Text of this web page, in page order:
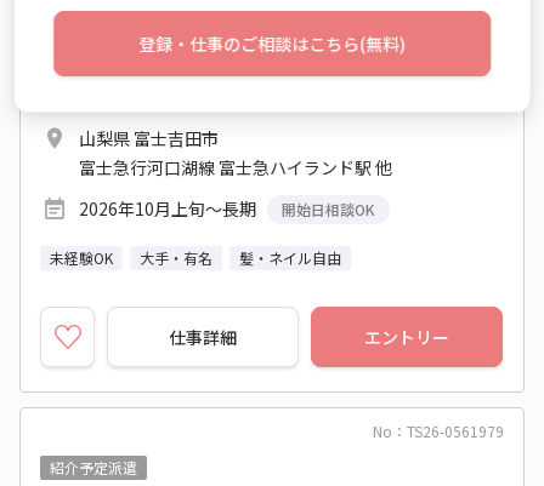
月収例 224,000円+残業代
山梨県 富士吉田市
富士急行河口湖線 富士急ハイランド駅 他
2026年10月上旬～長期
開始日相談OK
未経験OK 大手・有名 髪・ネイル自由
仕事詳細 エントリー
No：TS26-0561979
紹介予定派遣
登録・仕事のご相談はこちら(無料)